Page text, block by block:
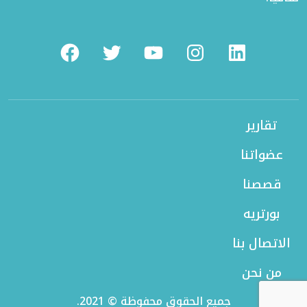
FacebookTwitterYoutubeInstagramLinkedin
تقارير
عضواتنا
قصصنا
بورتريه
الاتصال بنا
من نحن
جميع الحقوق محفوظة © 2021.